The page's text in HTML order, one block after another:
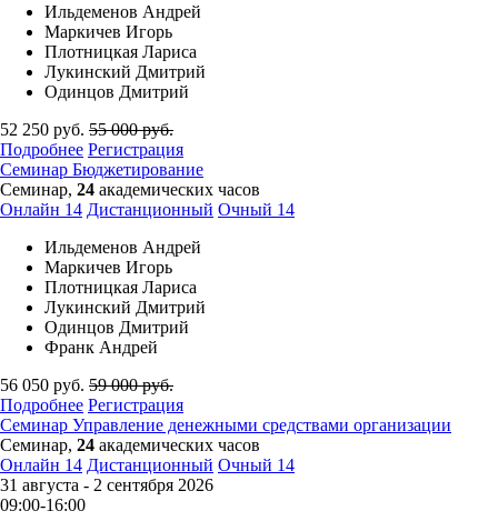
Ильдеменов Андрей
Маркичев Игорь
Плотницкая Лариса
Лукинский Дмитрий
Одинцов Дмитрий
52 250 руб. 55 000руб.
Подробнее Регистрация
Семинар Бюджетирование
Семинар, 24 академических часов
Онлайн 14 Дистанционный Очный 14
Ильдеменов Андрей
Маркичев Игорь
Плотницкая Лариса
Лукинский Дмитрий
Одинцов Дмитрий
Франк Андрей
56 050 руб. 59 000руб.
Подробнее Регистрация
Семинар Управление денежными средствами организации
Семинар, 24 академических часов
Онлайн 14 Дистанционный Очный 14
31 августа - 2 сентября 2026
09:00-16:00